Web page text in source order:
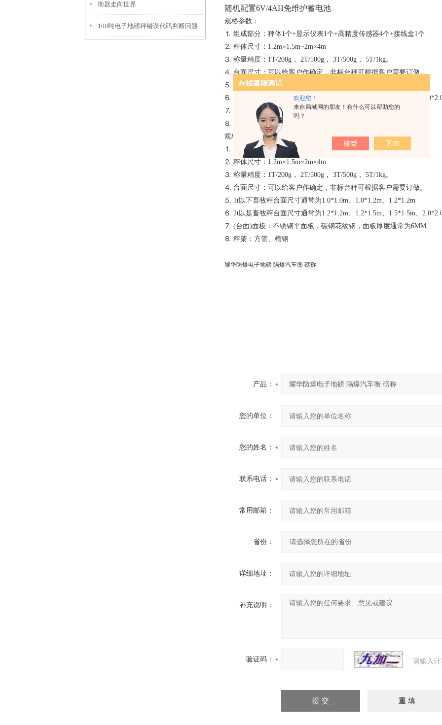
欢迎您！
来自局域网的朋友！有什么可以帮助您的
吗？
有哪些方面的呢
衡器走向世界
100吨电子地磅秤错误代码判断问题
随机配置6V/4AH免维护蓄电池
规格参数：
⒈ 组成部分：秤体1个+显示仪表1个+高精度传感器4个+接线盒1个
⒉ 秤体尺寸：1.2m×1.5m~2m×4m
⒊ 称量精度：1T/200g， 2T/500g， 3T/500g， 5T/1kg。
⒋ 台面尺寸：可以给客户作确定，非标台秤可根据客户需要订做。
⒌ 1t以下畜牧秤台面尺寸通常为1.0*1.0m、1.0*1.2m、1.2*1.2m
⒍ 2t以是畜牧秤台面尺寸通常为1.2*1.2m、1.2*1.5m、1.5*1.5m、
⒎ (台面)面板：不锈钢平面板，碳钢花纹钢，面板厚度通常为6MM
⒏ 秤架：方管、槽
规格参数：
⒈ 组成部分：秤体1个+显示仪表1个+高精度传感器4个+接线盒1个
⒉ 秤体尺寸：1.2m×1.5m~2m×4m
⒊ 称量精度：1T/200g， 2T/500g， 3T/500g， 5T/1kg。
⒋ 台面尺寸：可以给客户作确定，非标台秤可根据客户需要订做。
⒌ 1t以下畜牧秤台面尺寸通常为1.0*1.0m、1.0*1.2m、1.2*1.2m
⒍ 2t以是畜牧秤台面尺寸通常为1.2*1.2m、1.2*1.5m、1.5*1.5m、
⒎ (台面)面板：不锈钢平面板，碳钢花纹钢，面板厚度通常为6MM
⒏ 秤架：方管、槽钢
耀华防爆电子地磅 隔爆汽车衡 磅称
产品：
您的单位：
您的姓名：
联系电话：
常用邮箱：
省份：
详细地址：
补充说明：
验证码： 请输入